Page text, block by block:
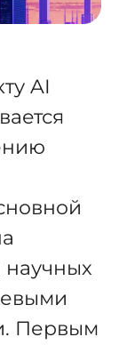
AI
Первым